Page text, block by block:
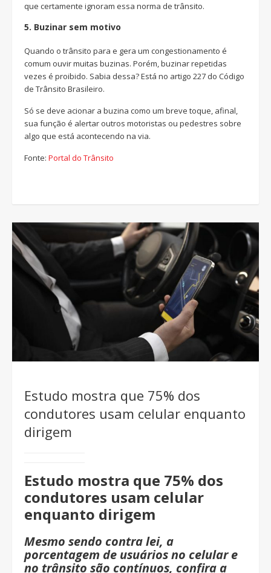
que certamente ignoram essa norma de trânsito.
5. Buzinar sem motivo
Quando o trânsito para e gera um congestionamento é
comum ouvir muitas buzinas. Porém, buzinar repetidas
vezes é proibido. Sabia dessa? Está no artigo 227 do Código
de Trânsito Brasileiro.
Só se deve acionar a buzina como um breve toque, afinal,
sua função é alertar outros motoristas ou pedestres sobre
algo que está acontecendo na via.
Fonte: Portal do Trânsito
Estudo mostra que 75% dos
condutores usam celular enquanto
dirigem
Estudo mostra que 75% dos
condutores usam celular
enquanto dirigem
Mesmo sendo contra lei, a
porcentagem de usuários no celular e
no trânsito são contínuos, confira a